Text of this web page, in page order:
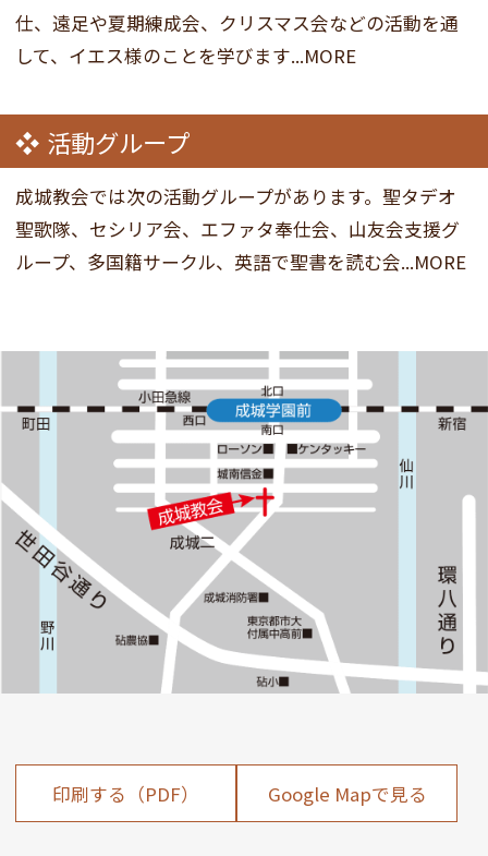
仕、遠足や夏期練成会、クリスマス会などの活動を通
して、イエス様のことを学びます...MORE
活動グループ
成城教会では次の活動グループがあります。聖タデオ
聖歌隊、セシリア会、エファタ奉仕会、山友会支援グ
ループ、多国籍サークル、英語で聖書を読む会...MORE
印刷する（PDF） Google Mapで見る